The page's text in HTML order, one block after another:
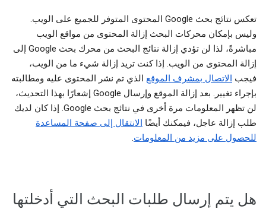
تعكس نتائج بحث Google المحتوى المتوفر للجميع على الويب.
وليس بإمكان محركات البحث إزالة المحتوى من مواقع الويب
مباشرةً، لذا لن تؤدي إزالة نتائج البحث من محرك بحث Google إلى
إزالة المحتوى من الويب. إذا كنت تريد إزالة شيء ما من الويب،
فيجب الاتصال بمشرف الموقع الذي تم نشر المحتوى عليه ومطالبته
بإجراء تغيير. بعد إزالة الموقع وإرسال Google إشعارًا بهذا التحديث،
لن تظهر المعلومات مرة أخرى في نتائج بحث Google. إذا كان لديك
طلب إزالة عاجل، فيمكنك أيضًا الانتقال إلى صفحة المساعدة
للحصول على مزيد من المعلومات.
هل يتم إرسال طلبات البحث التي أدخلتها